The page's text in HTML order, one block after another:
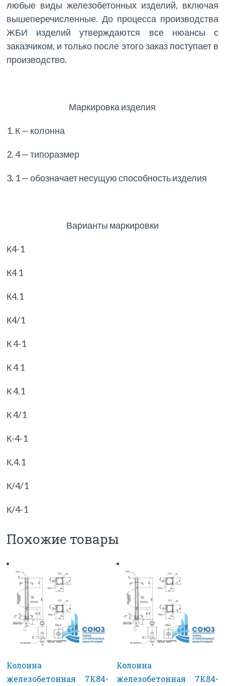
любые виды железобетонных изделий, включая
вышеперечисленные. До процесса производства
ЖБИ изделий утверждаются все нюансы с
заказчиком, и только после этого заказ поступает в
производство.
Маркировка изделия
1. К — колонна
2. 4 — типоразмер
3. 1 — обозначает несущую способность изделия
Варианты маркировки
К4-1
К4 1
К4.1
К4/1
К 4-1
К 4 1
К 4.1
К 4/1
К-4-1
К.4.1
К/4/1
К/4-1
Похожие товары
Колонна
железобетонная 7К84-
Колонна
железобетонная 7К84-